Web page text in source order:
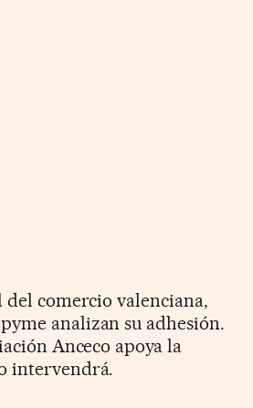
comercio valenciana,
analizan su adhesión.
Anceco apoya la
intervendrá.